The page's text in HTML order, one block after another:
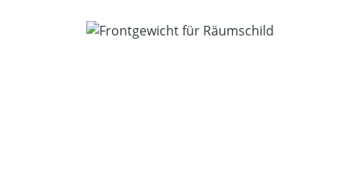
Bildergalerie überspringen